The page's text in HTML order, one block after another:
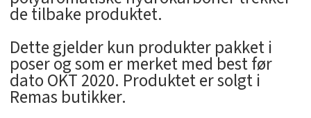
de tilbake produktet.
Dette gjelder kun produkter pakket i
poser og som er merket med best før
dato OKT 2020. Produktet er solgt i
Remas butikker.